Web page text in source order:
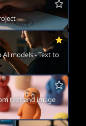
models - Text to
text and image